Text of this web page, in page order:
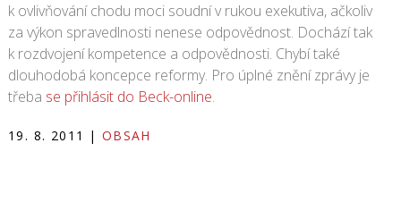
k ovlivňování chodu moci soudní v rukou exekutiva, ačkoliv
za výkon spravedlnosti nenese odpovědnost. Dochází tak
k rozdvojení kompetence a odpovědnosti. Chybí také
dlouhodobá koncepce reformy. Pro úplné znění zprávy je
třeba se přihlásit do Beck-online.
19. 8. 2011 | OBSAH